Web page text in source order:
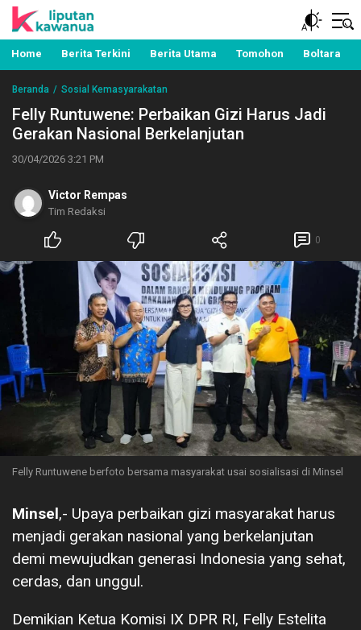
Liputan Kawanua
Berita Manado, Sulawesi Utara, Kawanua, Politik,
Pemerintahan, Hukum Kriminal dan Nasional
Home Berita Terkini Berita Utama Tomohon Boltara
Beranda Sosial Kemasyarakatan
Felly Runtuwene: Perbaikan Gizi Harus Jadi
Gerakan Nasional Berkelanjutan
30/04/2026 3:21 PM
Victor Rempas
Tim Redaksi
0
Felly Runtuwene berfoto bersama masyarakat usai sosialisasi di Minsel
Minsel,- Upaya perbaikan gizi masyarakat harus
menjadi gerakan nasional yang berkelanjutan
demi mewujudkan generasi Indonesia yang sehat,
cerdas, dan unggul.
Demikian Ketua Komisi IX DPR RI, Felly Estelita